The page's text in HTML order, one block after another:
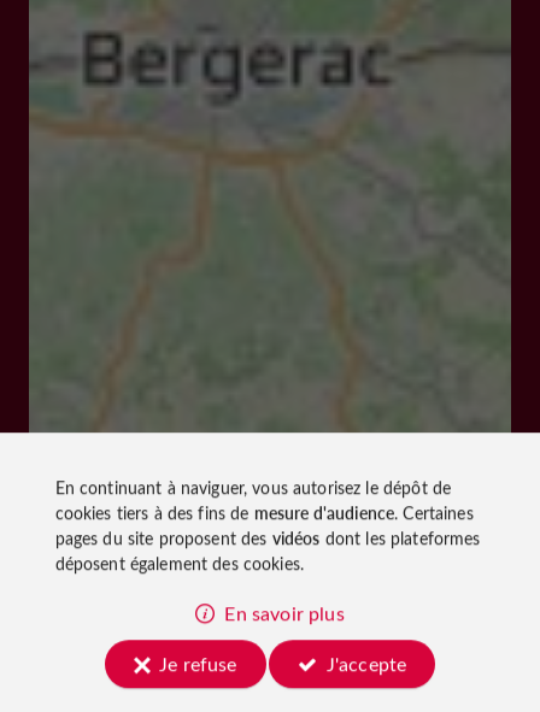
En continuant à naviguer, vous autorisez le dépôt de
cookies tiers à des fins de mesure d'audience. Certaines
pages du site proposent des vidéos dont les plateformes
déposent également des cookies.
En savoir plus
Je refuse
J'accepte